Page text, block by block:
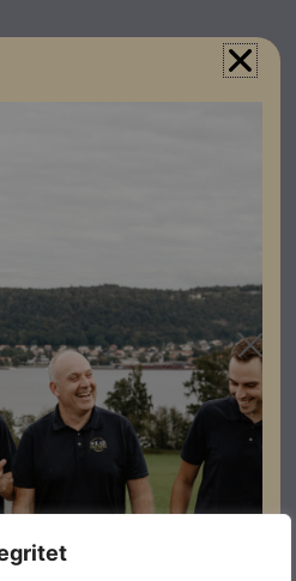
möjliggör komplexa
som utbyggnad av
småföretag,